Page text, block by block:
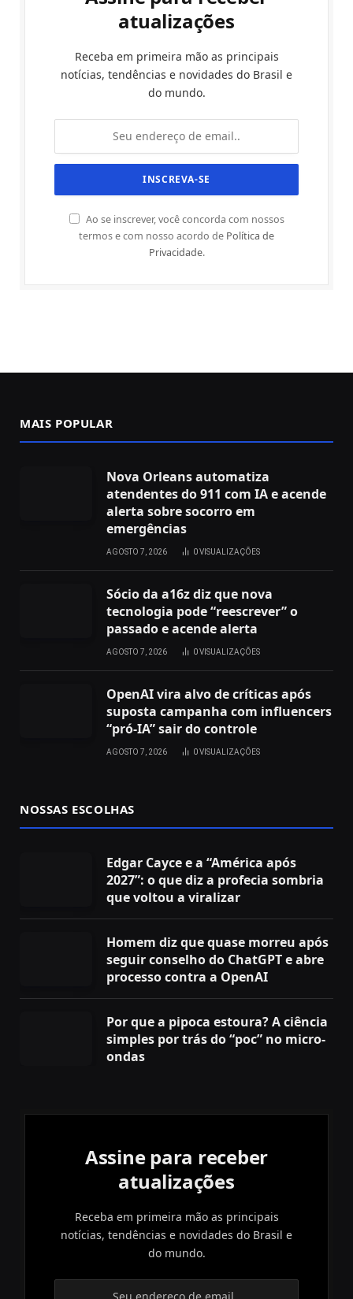
atualizações
Receba em primeira mão as principais
notícias, tendências e novidades do Brasil e
do mundo.
Ao se inscrever, você concorda com nossos
termos e com nosso acordo de Política de
Privacidade.
MAIS POPULAR
Nova Orleans automatiza
atendentes do 911 com IA e acende
alerta sobre socorro em
emergências
AGOSTO 7, 2026 0VISUALIZAÇÕES
Sócio da a16z diz que nova
tecnologia pode “reescrever” o
passado e acende alerta
AGOSTO 7, 2026 0VISUALIZAÇÕES
OpenAI vira alvo de críticas após
suposta campanha com influencers
“pró-IA” sair do controle
AGOSTO 7, 2026 0VISUALIZAÇÕES
NOSSAS ESCOLHAS
Edgar Cayce e a “América após
2027”: o que diz a profecia sombria
que voltou a viralizar
Homem diz que quase morreu após
seguir conselho do ChatGPT e abre
processo contra a OpenAI
Por que a pipoca estoura? A ciência
simples por trás do “poc” no micro-
ondas
Assine para receber
atualizações
Receba em primeira mão as principais
notícias, tendências e novidades do Brasil e
do mundo.